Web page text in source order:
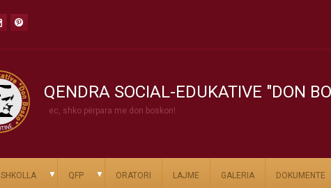
QENDRA SOCIAL-EDUKATIVE "DON
ec, shko përpara me don boskon!
SHKOLLA ▼ QFP ▼ ORATORI LAJME GALERIA DOKUMENTE